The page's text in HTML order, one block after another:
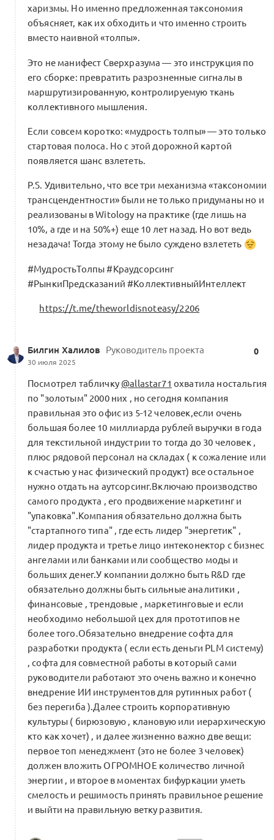
харизмы. Но именно предложенная таксономия
объясняет, как их обходить и что именно строить
вместо наивной «толпы».
Это не манифест Сверхразума — это инструкция по
его сборке: превратить разрозненные сигналы в
маршрутизированную, контролируемую ткань
коллективного мышления.
Если совсем коротко: «мудрость толпы» — это только
стартовая полоса. Но с этой дорожной картой
появляется шанс взлететь.
P.S. Удивительно, что все три механизма «таксономии
трансцендентности» были не только придуманы но и
реализованы в Witology на практике (где лишь на
10%, а где и на 50%+) еще 10 лет назад. Но вот ведь
незадача! Тогда этому не было суждено взлететь
#МудростьТолпы #Краудсорсинг
#РынкиПредсказаний #КоллективныйИнтеллект
https://t.me/theworldisnoteasy/2206
Билгин Халилов Руководитель проекта
30 июля 2025
0
Посмотрел табличку @allastar71 охватила ностальгия
по "золотым" 2000 них , но сегодня компания
правильная это офис из 5-12 человек,если очень
большая более 10 миллиарда рублей выручки в года
для текстильной индустрии то тогда до 30 человек ,
плюс рядовой персонал на складах ( к сожаление или
к счастью у нас физический продукт) все остальное
нужно отдать на аутсорсинг.Включаю производство
самого продукта , его продвижение маркетинг и
"упаковка".Компания обязательно должна быть
"стартапного типа" , где есть лидер "энергетик" ,
лидер продукта и третье лицо интеконектор с бизнес
ангелами или банками или сообщество моды и
больших денег.У компании должно быть R&D где
обязательно должны быть сильные аналитики ,
финансовые , трендовые , маркетинговые и если
необходимо небольшой цех для прототипов не
более того.Обязательно внедрение софта для
разработки продукта ( если есть деньги PLM систему)
, софта для совместной работы в который сами
руководители работают это очень важно и конечно
внедрение ИИ инструментов для рутинных работ (
без перегиба ).Далее строить корпоративную
культуры ( бирюзовую , клановую или иерархическую
кто как хочет) , и далее жизненно важно две вещи:
первое топ менеджмент (это не более 3 человек)
должен вложить ОГРОМНОЕ количество личной
энергии , и второе в моментах бифуркации уметь
смелость и решимость принять правильное решение
и выйти на правильную ветку развития.